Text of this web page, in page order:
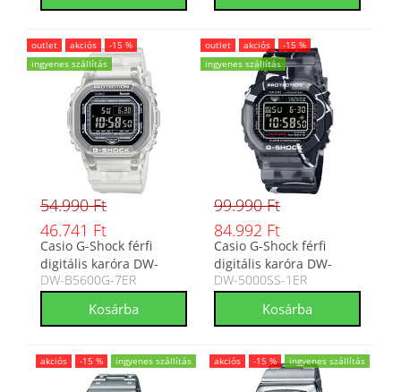
outlet akciós
-15 %
ingyenes szállítás
54.990 Ft
46.741 Ft
Casio G-Shock férfi
digitális karóra DW-
B5600G-7ER
DW-B5600G-7ER
outlet akciós
-15 %
ingyenes szállítás
99.990 Ft
84.992 Ft
Casio G-Shock férfi
digitális karóra DW-
5000SS-1ER
DW-5000SS-1ER
akciós -15 % ingyenes szállítás akciós -15 % ingyenes szállítás